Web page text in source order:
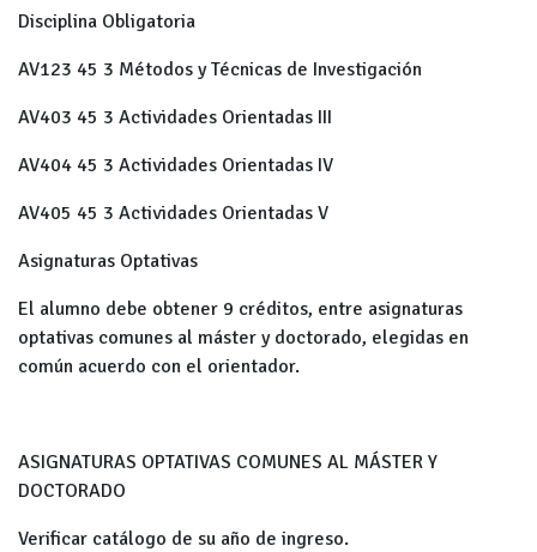
Disciplina Obligatoria
AV123 45 3 Métodos y Técnicas de Investigación
AV403 45 3 Actividades Orientadas III
AV404 45 3 Actividades Orientadas IV
AV405 45 3 Actividades Orientadas V
Asignaturas Optativas
El alumno debe obtener 9 créditos, entre asignaturas
optativas comunes al máster y doctorado, elegidas en
común acuerdo con el orientador.
ASIGNATURAS OPTATIVAS COMUNES AL MÁSTER Y
DOCTORADO
Verificar catálogo de su año de ingreso.